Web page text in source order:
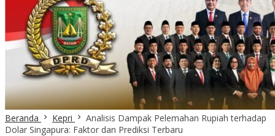
Beranda Kepri
Analisis Dampak Pelemahan Rupiah terhadap
Dolar Singapura: Faktor dan Prediksi Terbaru